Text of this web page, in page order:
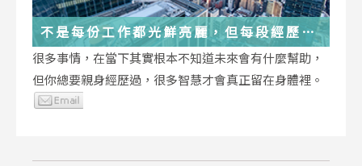
不是每份工作都光鮮亮麗，但每段經歷都
在偷偷改變你
很多事情，在當下其實根本不知道未來會有什麼幫助，
但你總要親身經歷過，很多智慧才會真正留在身體裡。